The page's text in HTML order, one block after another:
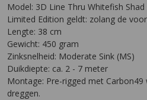
Model: 3D Line Thru Whitefish Shad
Limited Edition geldt: zolang de
Lengte: 38 cm
Gewicht: 450 gram
Zinksnelheid: Moderate Sink (MS)
Duikdiepte: ca. 2 - 7 meter
Montage: Pre-rigged met Carbon49
dreggen.